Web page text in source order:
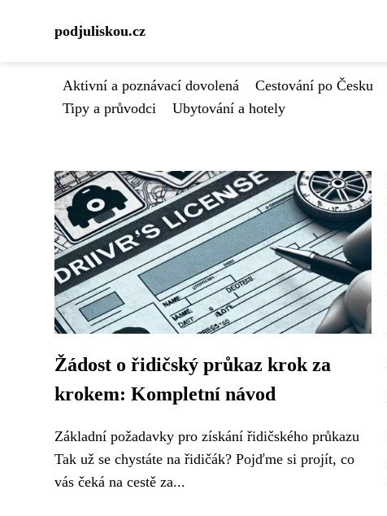
podjuliskou.cz
Aktivní a poznávací dovolená Cestování po Česku
Tipy a průvodci
Ubytování a hotely
Žádost o řidičský průkaz krok za
krokem: Kompletní návod
Základní požadavky pro získání řidičského průkazu
Tak už se chystáte na řidičák? Pojďme si projít, co
vás čeká na cestě za...